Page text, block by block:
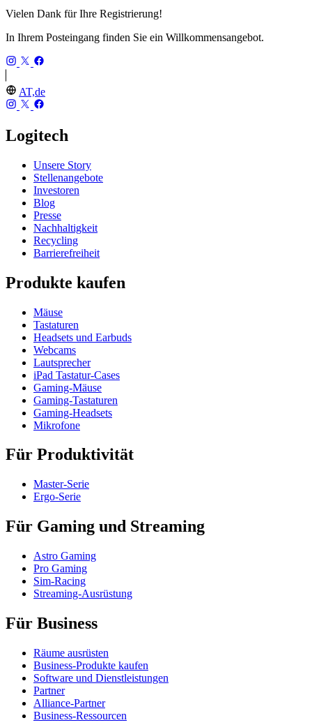
Vielen Dank für Ihre Registrierung!
In Ihrem Posteingang finden Sie ein Willkommensangebot.
AT,de
Logitech
Unsere Story
Stellenangebote
Investoren
Blog
Presse
Nachhaltigkeit
Recycling
Barrierefreiheit
Produkte kaufen
Mäuse
Tastaturen
Headsets und Earbuds
Webcams
Lautsprecher
iPad Tastatur-Cases
Gaming-Mäuse
Gaming-Tastaturen
Gaming-Headsets
Mikrofone
Für Produktivität
Master-Serie
Ergo-Serie
Für Gaming und Streaming
Astro Gaming
Pro Gaming
Sim-Racing
Streaming-Ausrüstung
Für Business
Räume ausrüsten
Business-Produkte kaufen
Software und Dienstleistungen
Partner
Alliance-Partner
Business-Ressourcen